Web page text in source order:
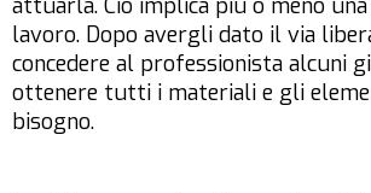
attuarla. Ciò implica più o meno
lavoro. Dopo avergli dato il via
concedere al professionista alcuni
ottenere tutti i materiali e gli
bisogno.